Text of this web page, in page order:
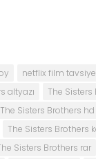
netflix film
altyazı
The
The Sisters Brothers hd
The Sisters Brothers
Sisters Brothers rar